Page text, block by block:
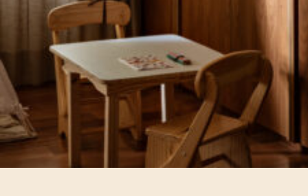
VILLAS
SHOP | SELEZIONE
DESCUBRA
WHAT'S COOKING
CORRIERE
HISTÓRIA
SUSTENTABILIDADE
CONTATO